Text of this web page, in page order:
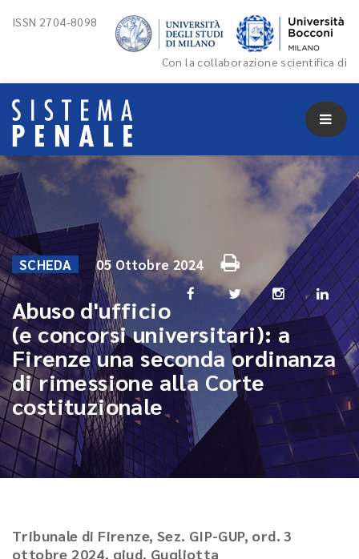
ISSN 2704-8098
Con la collaborazione scientifica di
SCHEDA 05 Ottobre 2024
Abuso d'ufficio
(e concorsi universitari): a
Firenze una seconda ordinanza
di rimessione alla Corte
costituzionale
Tribunale di Firenze, Sez. GIP-GUP, ord. 3
ottobre 2024, giud. Gugliotta